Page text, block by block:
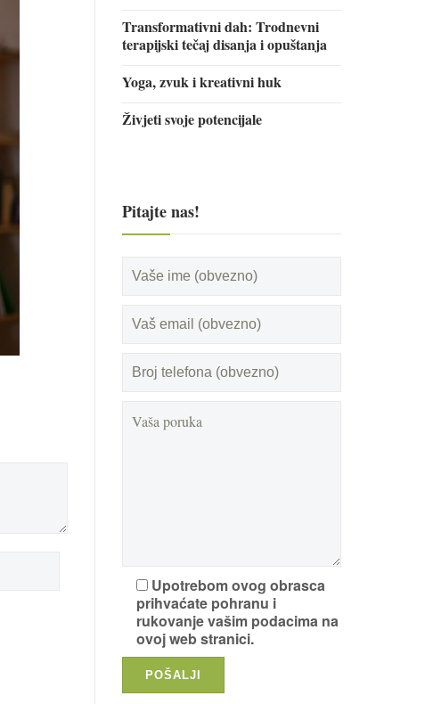
Transformativni dah: Trodnevni
terapijski tečaj disanja i opuštanja
Yoga, zvuk i kreativni huk
Živjeti svoje potencijale
Pitajte nas!
Upotrebom ovog obrasca
prihvaćate pohranu i
rukovanje vašim podacima na
ovoj web stranici.